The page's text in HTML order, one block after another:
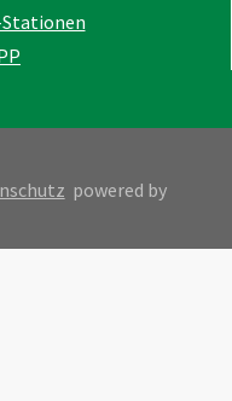
Stationen
powered by